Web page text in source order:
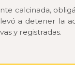
calcinada,
a detener la
y registradas.